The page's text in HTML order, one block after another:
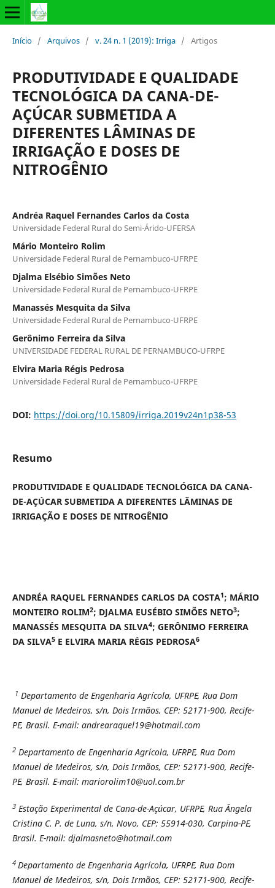
Início / Arquivos / v. 24 n. 1 (2019): Irriga / Artigos
PRODUTIVIDADE E QUALIDADE
TECNOLÓGICA DA CANA-DE-
AÇÚCAR SUBMETIDA A
DIFERENTES LÂMINAS DE
IRRIGAÇÃO E DOSES DE
NITROGÊNIO
Andréa Raquel Fernandes Carlos da Costa
Universidade Federal Rural do Semi-Árido-UFERSA
Mário Monteiro Rolim
Universidade Federal Rural de Pernambuco-UFRPE
Djalma Elsébio Simões Neto
Universidade Federal Rural de Pernambuco-UFRPE
Manassés Mesquita da Silva
Universidade Federal Rural de Pernambuco-UFRPE
Gerônimo Ferreira da Silva
UNIVERSIDADE FEDERAL RURAL DE PERNAMBUCO-UFRPE
Elvira Maria Régis Pedrosa
Universidade Federal Rural de Pernambuco-UFRPE
DOI: https://doi.org/10.15809/irriga.2019v24n1p38-53
Resumo
PRODUTIVIDADE E QUALIDADE TECNOLÓGICA DA CANA-
DE-AÇÚCAR SUBMETIDA A DIFERENTES LÂMINAS DE
IRRIGAÇÃO E DOSES DE NITROGÊNIO
ANDRÉA RAQUEL FERNANDES CARLOS DA COSTA1; MÁRIO
MONTEIRO ROLIM2; DJALMA EUSÉBIO SIMÕES NETO3;
MANASSÉS MESQUITA DA SILVA4; GERÔNIMO FERREIRA
DA SILVA5E ELVIRA MARIA RÉGIS PEDROSA6
1 Departamento de Engenharia Agrícola, UFRPE, Rua Dom
Manuel de Medeiros, s/n, Dois Irmãos, CEP: 52171-900, Recife-
PE, Brasil. E-mail: andrearaquel19@hotmail.com
2 Departamento de Engenharia Agrícola, UFRPE, Rua Dom
Manuel de Medeiros, s/n, Dois Irmãos, CEP: 52171-900, Recife-
PE, Brasil. E-mail: mariorolim10@uol.com.br
3Estação Experimental de Cana-de-Açúcar, UFRPE, Rua Ângela
Cristina C. P. de Luna, s/n, Novo, CEP: 55914-030, Carpina-PE,
Brasil. E-mail: djalmasneto@hotmail.com
4 Departamento de Engenharia Agrícola, UFRPE, Rua Dom
Manuel de Medeiros, s/n, Dois Irmãos, CEP: 52171-900, Recife-